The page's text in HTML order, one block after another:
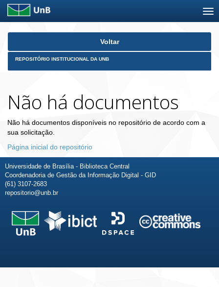
Skip
Voltar
REPOSITÓRIO INSTITUCIONAL DA UNB
Não há documentos
Não há documentos disponíveis no repositório de acordo com a
sua solicitação.
Página inicial do repositório
Universidade de Brasília - Biblioteca Central
Coordenadoria de Gestão da Informação Digital - GID
(61) 3107-2683
repositorio@unb.br